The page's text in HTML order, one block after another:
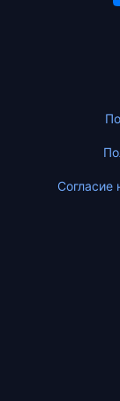
Согласие